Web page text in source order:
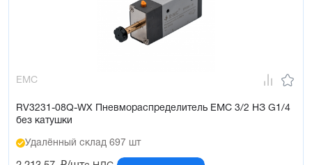
EMC
RV3231-08Q-WX Пневмораспределитель EMC 3/2 НЗ G1/4
без катушки
Удалённый склад 697 шт